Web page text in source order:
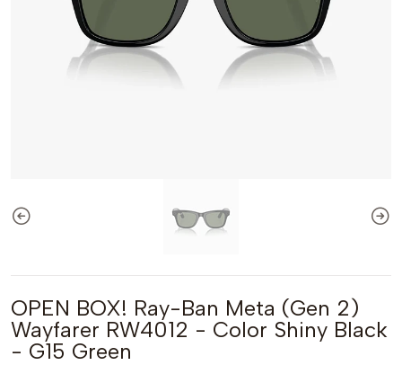
OPEN BOX! Ray-Ban Meta (Gen 2)
Wayfarer RW4012 - Color Shiny Black
- G15 Green